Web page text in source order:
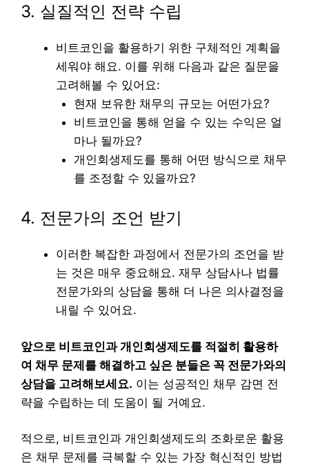
3. 실질적인 전략 수립
비트코인을 활용하기 위한 구체적인 계획을
세워야 해요. 이를 위해 다음과 같은 질문을
고려해볼 수 있어요:
현재 보유한 채무의 규모는 어떤가요?
비트코인을 통해 얻을 수 있는 수익은 얼
마나 될까요?
개인회생제도를 통해 어떤 방식으로 채무
를 조정할 수 있을까요?
4. 전문가의 조언 받기
이러한 복잡한 과정에서 전문가의 조언을 받
는 것은 매우 중요해요. 재무 상담사나 법률
전문가와의 상담을 통해 더 나은 의사결정을
내릴 수 있어요.
앞으로 비트코인과 개인회생제도를 적절히 활용하
여 채무 문제를 해결하고 싶은 분들은 꼭 전문가와의
상담을 고려해보세요. 이는 성공적인 채무 감면 전
략을 수립하는 데 도움이 될 거예요.
적으로, 비트코인과 개인회생제도의 조화로운 활용
은 채무 문제를 극복할 수 있는 가장 혁신적인 방법